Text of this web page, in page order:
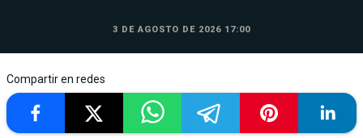
3 DE AGOSTO DE 2026 17:00
Compartir en redes